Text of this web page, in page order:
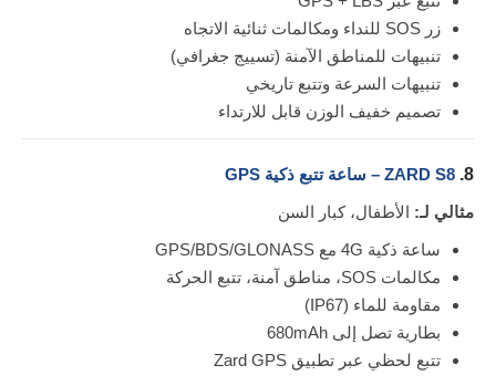
زر SOS للنداء ومكالمات ثنائية الاتجاه
تنبيهات للمناطق الآمنة (تسييج جغرافي)
تنبيهات السرعة وتتبع تاريخي
تصميم خفيف الوزن قابل للارتداء
8. ZARD S8 – ساعة تتبع ذكية GPS
مثالي لـ: الأطفال، كبار السن
ساعة ذكية 4G مع GPS/BDS/GLONASS
مكالمات SOS، مناطق آمنة، تتبع الحركة
مقاومة للماء (IP67)
بطارية تصل إلى 680mAh
تتبع لحظي عبر تطبيق Zard GPS